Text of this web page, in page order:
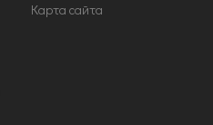
Карта сайта